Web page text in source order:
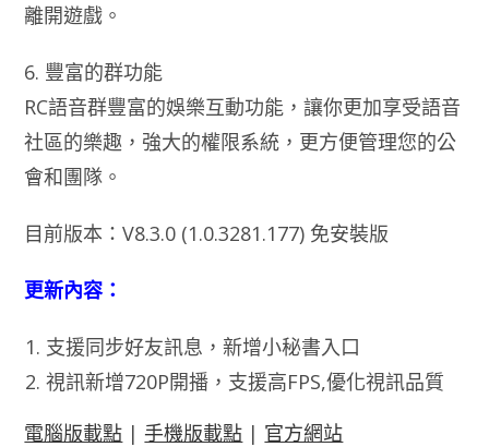
離開遊戲。
6. 豐富的群功能
RC語音群豐富的娛樂互動功能，讓你更加享受語音
社區的樂趣，強大的權限系統，更方便管理您的公
會和團隊。
目前版本：V8.3.0 (1.0.3281.177) 免安裝版
更新內容：
支援同步好友訊息，新增小秘書入口
視訊新增720P開播，支援高FPS,優化視訊品質
電腦版載點 | 手機版載點 | 官方網站